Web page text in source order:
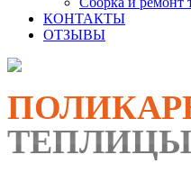
КОНТАКТЫ
ОТЗЫВЫ
ТЕПЛИЦЫ